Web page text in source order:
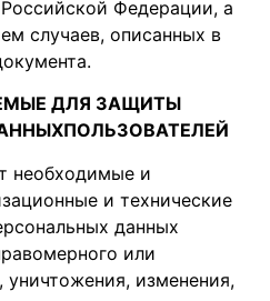
Федерации, а
случаев, описанных в
ДЛЯ ЗАЩИТЫ
ПОЛЬЗОВАТЕЛЕЙ
необходимые и
и технические
данных
или
уничтожения, изменения,